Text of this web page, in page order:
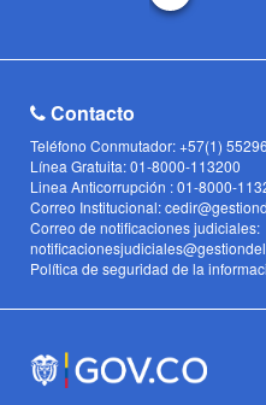
Contacto
Teléfono Conmutador: +57(1)
Línea Gratuita: 01-8000-113200
Linea Anticorrupción : 01-8000-
Correo Institucional:
Correo de notificaciones judiciales:
Política de seguridad de la